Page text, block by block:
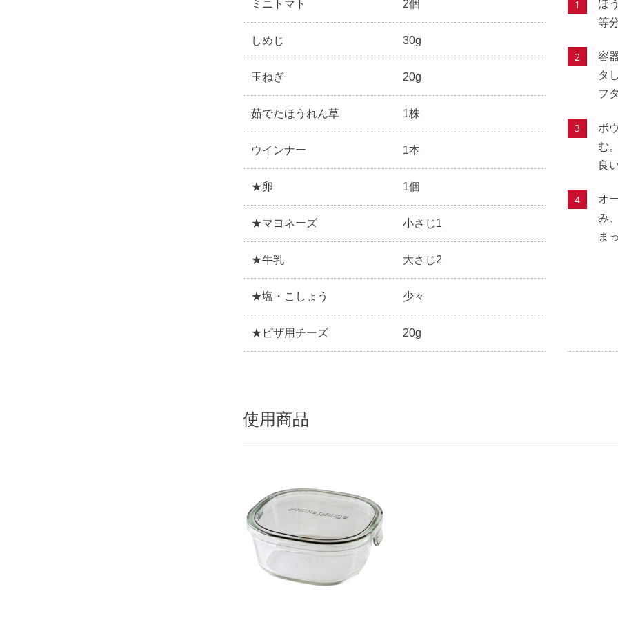
ミニトマト 2個
しめじ 30g
玉ねぎ 20g
茹でたほうれん草 1株
ウインナー 1本
★卵 1個
★マヨネーズ 小さじ1
★牛乳 大さじ2
★塩・こしょう 少々
★ピザ用チーズ 20g
ほ
等
容
タ
フ
ボ
む
良
オ
み
ま
使用商品